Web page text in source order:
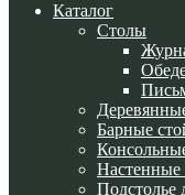
Каталог
Cтолы
Барные
Настенные
Подстолье